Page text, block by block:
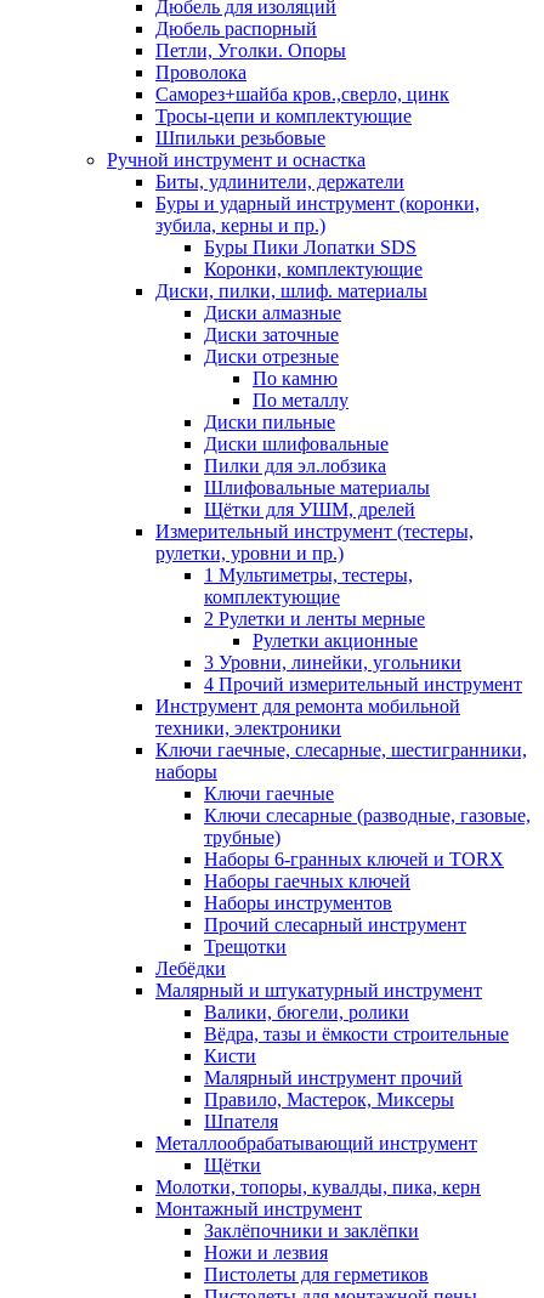
Дюбель для изоляций
Дюбель распорный
Петли, Уголки. Опоры
Проволока
Саморез+шайба кров.,сверло, цинк
Тросы-цепи и комплектующие
Шпильки резьбовые
Ручной инструмент и оснастка
Биты, удлинители, держатели
Буры и ударный инструмент (коронки,
зубила, керны и пр.)
Буры Пики Лопатки SDS
Коронки, комплектующие
Диски, пилки, шлиф. материалы
Диски алмазные
Диски заточные
Диски отрезные
По камню
По металлу
Диски пильные
Диски шлифовальные
Пилки для эл.лобзика
Шлифовальные материалы
Щётки для УШМ, дрелей
Измерительный инструмент (тестеры,
рулетки, уровни и пр.)
1 Мультиметры, тестеры,
комплектующие
2 Рулетки и ленты мерные
Рулетки акционные
3 Уровни, линейки, угольники
4 Прочий измерительный инструмент
Инструмент для ремонта мобильной
техники, электроники
Ключи гаечные, слесарные, шестигранники,
наборы
Ключи гаечные
Ключи слесарные (разводные, газовые,
трубные)
Наборы 6-гранных ключей и TORX
Наборы гаечных ключей
Наборы инструментов
Прочий слесарный инструмент
Трещотки
Лебёдки
Малярный и штукатурный инструмент
Валики, бюгели, ролики
Вёдра, тазы и ёмкости строительные
Кисти
Малярный инструмент прочий
Правило, Мастерок, Миксеры
Шпателя
Металлообрабатывающий инструмент
Щётки
Молотки, топоры, кувалды, пика, керн
Монтажный инструмент
Заклёпочники и заклёпки
Ножи и лезвия
Пистолеты для герметиков